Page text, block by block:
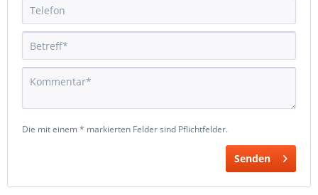
Die mit einem * markierten Felder sind Pflichtfelder.
Senden